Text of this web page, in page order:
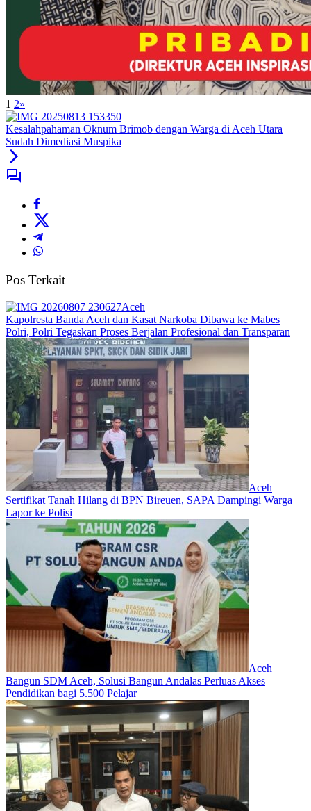
1 2»
Kesalahpahaman Oknum Brimob dengan Warga di Aceh Utara
Sudah Dimediasi Muspika
Pos Terkait
Aceh
Kapolresta Banda Aceh dan Kasat Narkoba Dibawa ke Mabes
Polri, Polri Tegaskan Proses Berjalan Profesional dan Transparan
Aceh
Sertifikat Tanah Hilang di BPN Bireuen, SAPA Dampingi Warga
Lapor ke Polisi
Aceh
Bangun SDM Aceh, Solusi Bangun Andalas Perluas Akses
Pendidikan bagi 5.500 Pelajar